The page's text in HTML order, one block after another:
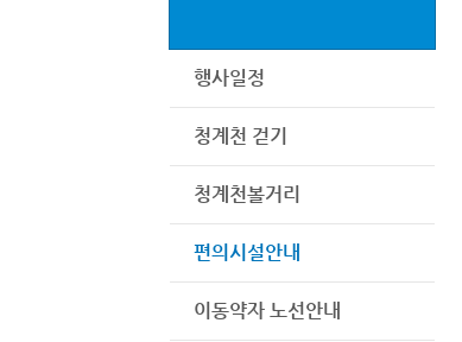
행사일정
청계천 걷기
청계천볼거리
편의시설안내
이동약자 노선안내